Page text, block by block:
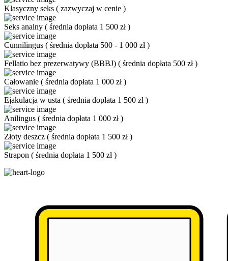
Klasyczny seks ( zazwyczaj w cenie )
Seks analny ( średnia dopłata 1 500 zł)
Cunnilingus ( średnia dopłata 500 - 1 000 zł)
Fellatio bez prezerwatywy (BBBJ) ( średnia dopłata 500 zł)
Całowanie ( średnia dopłata 1 000 zł)
Ejakulacja w usta ( średnia dopłata 1 500 zł)
Anilingus ( średnia dopłata 1 000 zł)
Złoty deszcz ( średnia dopłata 1 500 zł)
Strapon ( średnia dopłata 1 500 zł)